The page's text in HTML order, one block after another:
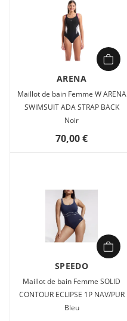
ARENA
Maillot de bain Femme W ARENA
SWIMSUIT ADA STRAP BACK
Noir
70,00 €
SPEEDO
Maillot de bain Femme SOLID
CONTOUR ECLIPSE 1P NAV/PUR
Bleu